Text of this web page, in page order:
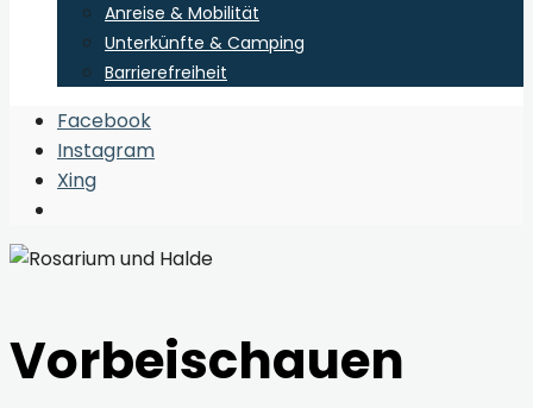
Anreise & Mobilität
Unterkünfte & Camping
Barrierefreiheit
Open
Search
Window
Facebook
Instagram
Xing
Window
Vorbeischauen